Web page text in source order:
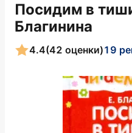
Посидим в
Благинина
4.4(42 оценки)19